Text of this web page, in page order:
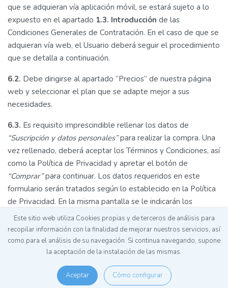
que se adquieran vía aplicación móvil, se estará sujeto a lo
expuesto en el apartado 1.3. Introducción de las
Condiciones Generales de Contratación. En el caso de que se
adquieran vía web, el Usuario deberá seguir el procedimiento
que se detalla a continuación.
6.2. Debe dirigirse al apartado “Precios” de nuestra página
web y seleccionar el plan que se adapte mejor a sus
necesidades.
6.3. Es requisito imprescindible rellenar los datos de
“Suscripción y datos personales”para realizar la compra. Una
vez rellenado, deberá aceptar los Términos y Condiciones, así
como la Política de Privacidad y apretar el botón de
“Comprar”para continuar. Los datos requeridos en este
formulario serán tratados según lo establecido en la Política
de Privacidad. En la misma pantalla se le indicarán los
productos y servicios que está adquiriendo, la cantidad y los
impuestos indirectos que correspondan, según la zona
geográfica.
métodos de pago de los que disponemos. Según el país,
estos pueden variar. Consulte el apartado7. Métodos de
Este sitio web utiliza Cookies propias y de terceros de análisis para
recopilar información con la finalidad de mejorar nuestros servicios, así
como para el análisis de su navegación. Si continua navegando, supone
la aceptación de la instalación de las mismas.
Aceptar Cómo configurar